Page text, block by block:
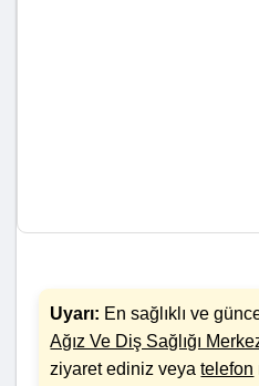
Uyarı: En sağlıklı ve
Ağız Ve Diş Sağlığı
ziyaret ediniz veyatelefon